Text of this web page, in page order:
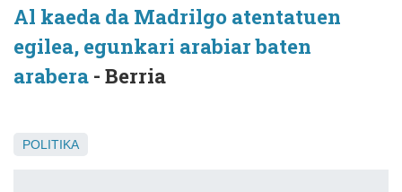
Al kaeda da Madrilgo atentatuen
egilea, egunkari arabiar baten
arabera - Berria
POLITIKA